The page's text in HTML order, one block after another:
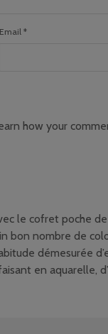
Email *
how your
le cofret poche
bon nombre de
démesurée
en aquarelle,